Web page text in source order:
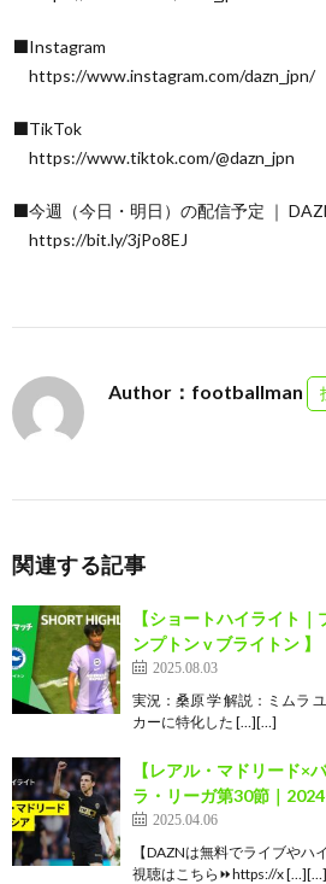
⬛Instagram
https://www.instagram.com/dazn_jpn/
⬛TikTok
https://www.tiktok.com/@dazn_jpn
⬛今週（今日・明日）の配信予定 ｜
https://bit.ly/3jPo8EJ
Author：footballman
関連する記事
【ショートハイライト
ンプトン v ブライトン 】
2025.08.03
実況：桑原 学 解説：ミムラ
カーに特化した […][…]
【レアル・マドリード×
ラ・リーガ第30節｜
2025.04.06
【DAZNは無料でライブやハ
視聴はこちら⏩️https://x […][…]